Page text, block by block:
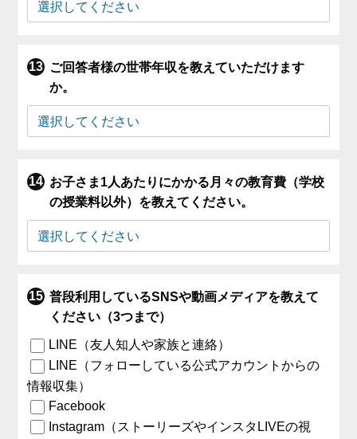
ご回答者様の世帯年収を教えていただけます
か。
お子さま1人あたりにかかる月々の教育費（学校
の授業料以外）を教えてください。
普段利用しているSNSや動画メディアを教えて
ください（3つまで）
LINE（友人知人や家族と連絡）
LINE（フォローしている公式アカウントからの
情報収集）
Facebook
Instagram（ストーリーズやインスタLIVEの視